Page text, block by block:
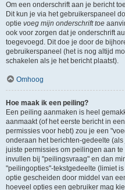
Om een onderschrift aan je bericht
Dit kun je via het gebruikerspaneel
optie voeg mijn onderschrift toe
ook voor zorgen dat je onderschrift
toegevoegd. Dit doe je door de
gebruikerspaneel (het is nog altijd
schakelen als je het bericht plaatst).
Omhoog
Hoe maak ik een peiling?
Een peiling aanmaken is heel
aanmaakt (of het eerste bericht in
permissies voor hebt) zou je een
onderaan het berichten-gedeelte
juiste permissies om peilingen aan
invullen bij "peilingsvraag" en dan
"peilingopties"-tekstgedeelte (limiet
optie gescheiden door middel van
hoeveel opties een gebruiker mag